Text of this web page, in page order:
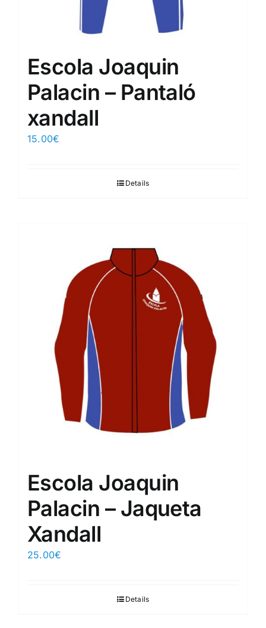
Escola Joaquin
Palacin – Pantaló
xandall
15.00€
Details
Escola Joaquin
Palacin – Jaqueta
Xandall
25.00€
Details